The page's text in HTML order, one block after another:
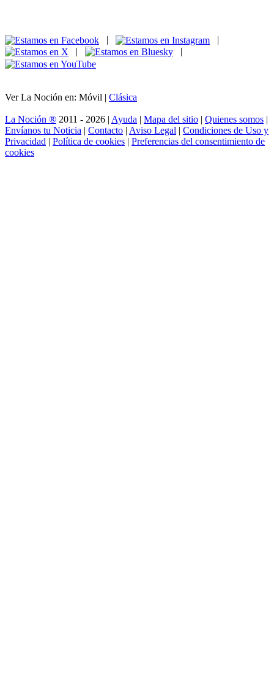
|
|
|
|
Ver La Noción en: Móvil | Clásica
La Noción ® 2011 - 2026 | Ayuda | Mapa del sitio | Quienes somos |
Envíanos tu Noticia | Contacto | Aviso Legal | Condiciones de Uso y
Privacidad | Política de cookies | Preferencias del consentimiento de
cookies